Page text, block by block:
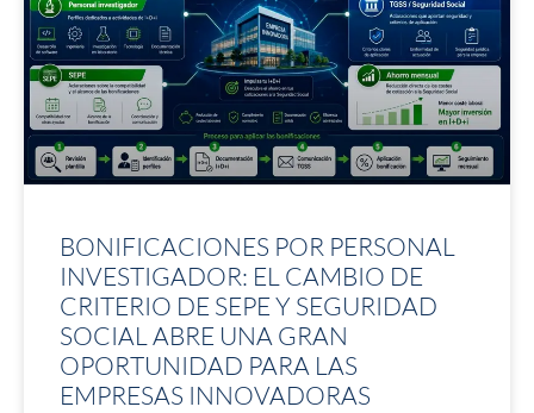
BONIFICACIONES POR PERSONAL
INVESTIGADOR: EL CAMBIO DE
CRITERIO DE SEPE Y SEGURIDAD
SOCIAL ABRE UNA GRAN
OPORTUNIDAD PARA LAS
EMPRESAS INNOVADORAS